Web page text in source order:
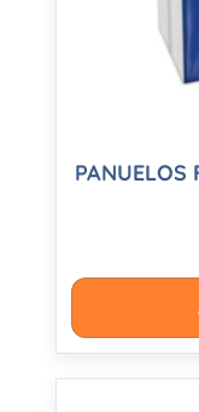
PANUELOS